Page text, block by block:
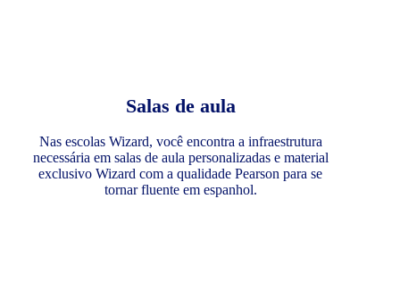
Salas de aula
Nas escolas Wizard, você encontra a infraestrutura
necessária em salas de aula personalizadas e material
exclusivo Wizard com a qualidade Pearson para se
tornar fluente em espanhol.